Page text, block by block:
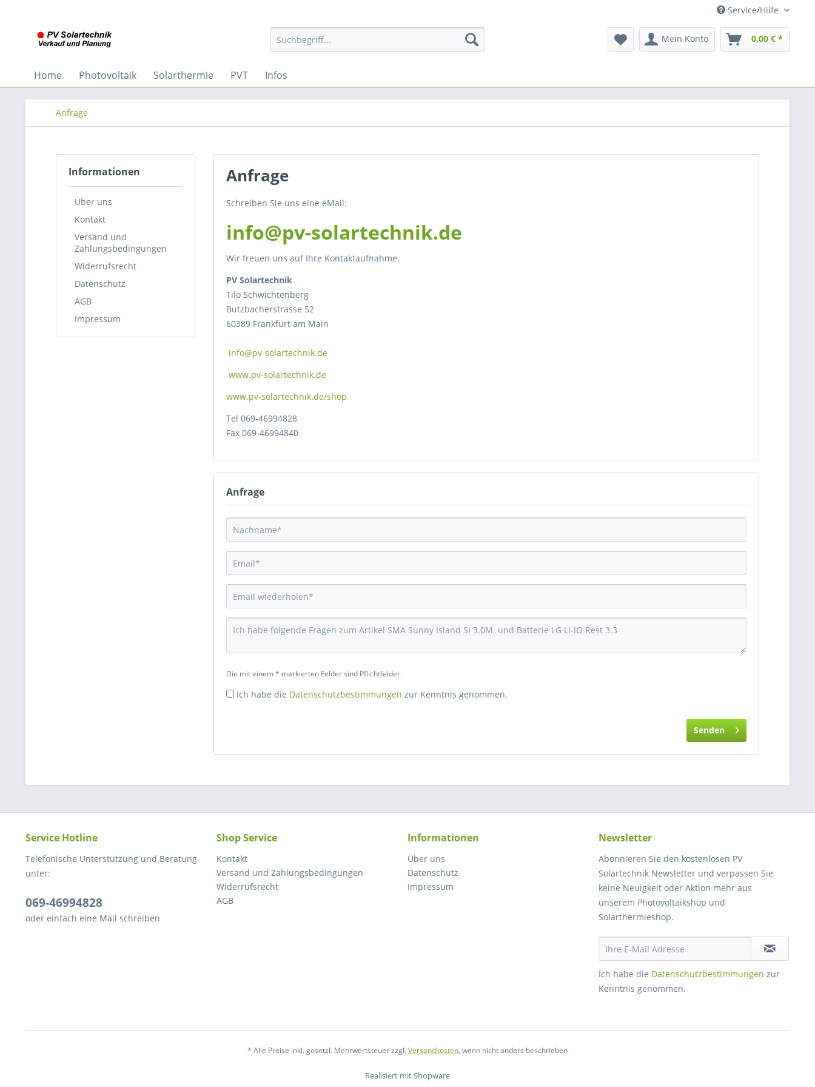
Service/Hilfe
Mein Konto 0,00 € *
Home Photovoltaik Solarthermie PVT Infos
Anfrage
Informationen
Über uns
Kontakt
Versand und
Zahlungsbedingungen
Widerrufsrecht
Datenschutz
AGB
Impressum
Anfrage
Schreiben Sie uns eine eMail:
info@pv-solartechnik.de
Wir freuen uns auf Ihre Kontaktaufnahme.
PV Solartechnik
Tilo Schwichtenberg
Butzbacherstrasse 52
60389 Frankfurt am Main
info@pv-solartechnik.de
www.pv-solartechnik.de
www.pv-solartechnik.de/shop
Tel 069-46994828
Fax 069-46994840
Anfrage
Die mit einem * markierten Felder sind Pflichtfelder.
Ich habe die Datenschutzbestimmungen zur Kenntnis genommen.
Senden
Service Hotline
Telefonische Unterstützung und Beratung
unter:
069-46994828
oder einfach eine Mail schreiben
Shop Service
Kontakt
Versand und Zahlungsbedingungen
Widerrufsrecht
AGB
Informationen
Über uns
Datenschutz
Impressum
Newsletter
Abonnieren Sie den kostenlosen PV
Solartechnik Newsletter und verpassen Sie
keine Neuigkeit oder Aktion mehr aus
unserem Photovoltaikshop und
Solarthermieshop.
Ich habe die Datenschutzbestimmungen zur
Kenntnis genommen.
* Alle Preise inkl. gesetzl. Mehrwertsteuer zzgl.Versandkosten, wenn nicht anders beschrieben
Realisiert mit Shopware